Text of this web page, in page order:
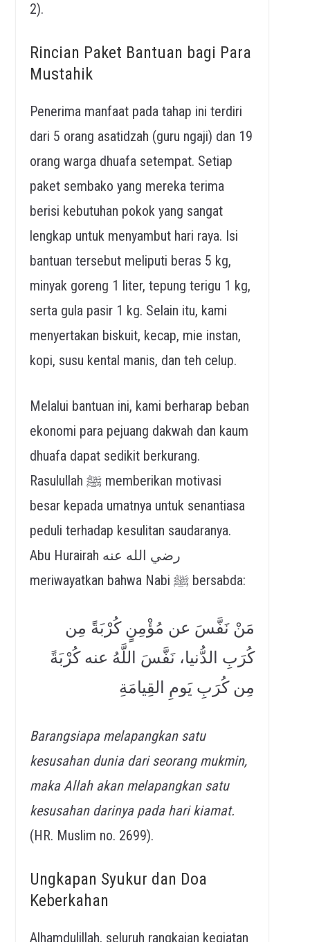
2).
Rincian Paket Bantuan bagi Para
Mustahik
Penerima manfaat pada tahap ini terdiri
dari 5 orang asatidzah (guru ngaji) dan 19
orang warga dhuafa setempat. Setiap
paket sembako yang mereka terima
berisi kebutuhan pokok yang sangat
lengkap untuk menyambut hari raya. Isi
bantuan tersebut meliputi beras 5 kg,
minyak goreng 1 liter, tepung terigu 1 kg,
serta gula pasir 1 kg. Selain itu, kami
menyertakan biskuit, kecap, mie instan,
kopi, susu kental manis, dan teh celup.
Melalui bantuan ini, kami berharap beban
ekonomi para pejuang dakwah dan kaum
dhuafa dapat sedikit berkurang.
Rasulullah ﷺ memberikan motivasi
besar kepada umatnya untuk senantiasa
peduli terhadap kesulitan saudaranya.
Abu Hurairah رضي الله عنه
meriwayatkan bahwa Nabi ﷺ bersabda:
مَنْ نَفَّسَ عن مُؤْمِنٍ كُرْبَةً مِن
كُرَبِ الدُّنيا، نَفَّسَ اللَّهُ عنه كُرْبَةً
مِن كُرَبِ يَومِ القِيامَةِ
Barangsiapa melapangkan satu
kesusahan dunia dari seorang mukmin,
maka Allah akan melapangkan satu
kesusahan darinya pada hari kiamat.
(HR. Muslim no. 2699).
Ungkapan Syukur dan Doa
Keberkahan
Alhamdulillah, seluruh rangkaian kegiatan